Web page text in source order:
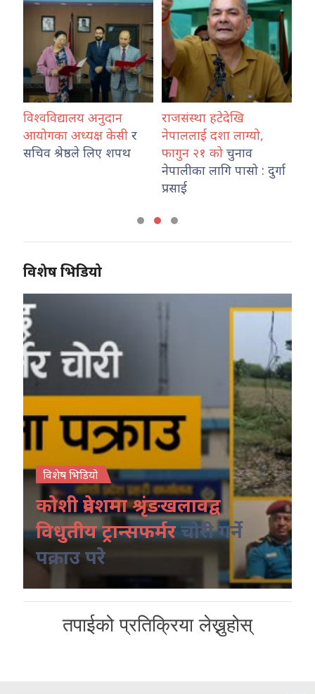
विश्वविद्यालय अनुदान
आयोगका अध्यक्ष केसी र
सचिव श्रेष्ठले लिए शपथ
राजसंस्था हटेदेखि
नेपाललाई दशा लाग्यो,
फागुन २१ को चुनाव
नेपालीका लागि पासो : दुर्गा
प्रसाई
विशेष भिडियो
विशेष भिडियो
कोशी प्रदेशमा श्रृंङखलावद्व
विधुतीय ट्रान्सफर्मरचोरी गर्ने
पक्राउ परे
तपाईको प्रतिक्रिया लेख्नुहोस्